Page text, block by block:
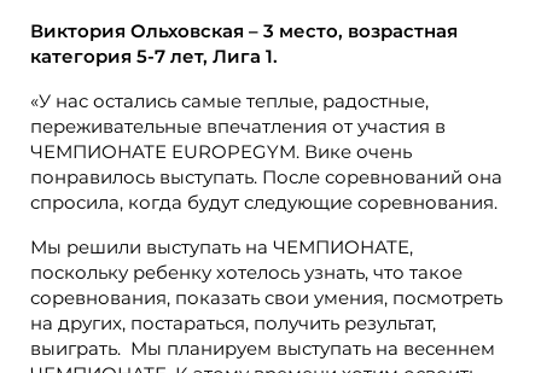
Виктория Ольховская – 3 место, возрастная
категория 5-7 лет, Лига 1.
«У нас остались самые теплые, радостные,
переживательные впечатления от участия в
ЧЕМПИОНАТЕ EUROPEGYM. Вике очень
понравилось выступать. После соревнований она
спросила, когда будут следующие соревнования.
Мы решили выступать на ЧЕМПИОНАТЕ,
поскольку ребенку хотелось узнать, что такое
соревнования, показать свои умения, посмотреть
на других, постараться, получить результат,
выиграть. Мы планируем выступать на весеннем